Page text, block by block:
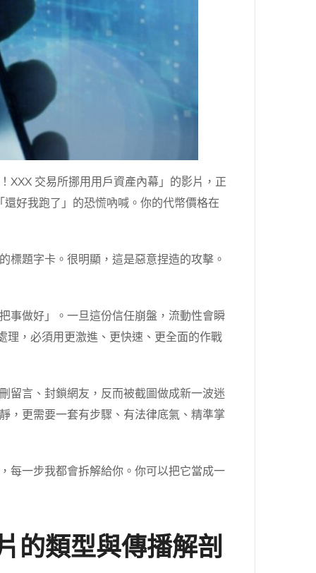
XXX 交易所挪用用戶資產內幕」的影片，正
好我跑了」的恐慌吶喊。你的代幣價格在
題字卡。很明顯，這是惡意捏造的攻擊。
事做好」。一旦這份信任崩盤，流動性會瞬
理，必須用更激進、更快速、更全面的作戰
留言、封鎖網友，反而被截圖做成新一波迷
，更需要一套有步驟、有法律底氣、精準掌
每一步我都會拆解給你。你可以把它當成一
的類型與傳播解剖